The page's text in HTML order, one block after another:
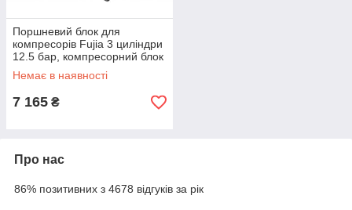
Поршневий блок для
компресорів Fujia 3 циліндри
12.5 бар, компресорний блок
90 мм
Немає в наявності
7 165 ₴
Про нас
86% позитивних з 4678 відгуків за рік